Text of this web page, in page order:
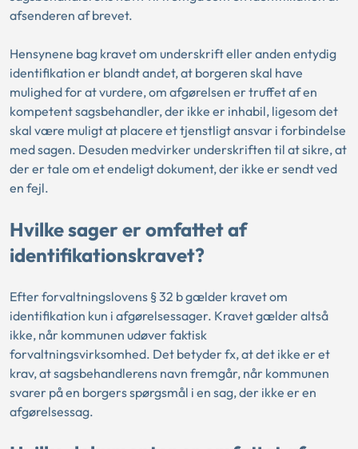
afsenderen af brevet.
Hensynene bag kravet om underskrift eller anden entydig
identifikation er blandt andet, at borgeren skal have
mulighed for at vurdere, om afgørelsen er truffet af en
kompetent sagsbehandler, der ikke er inhabil, ligesom det
skal være muligt at placere et tjenstligt ansvar i forbindelse
med sagen. Desuden medvirker underskriften til at sikre, at
der er tale om et endeligt dokument, der ikke er sendt ved
en fejl.
Hvilke sager er omfattet af
identifikationskravet?
Efter forvaltningslovens § 32 b gælder kravet om
identifikation kun i afgørelsessager. Kravet gælder altså
ikke, når kommunen udøver faktisk
forvaltningsvirksomhed. Det betyder fx, at det ikke er et
krav, at sagsbehandlerens navn fremgår, når kommunen
svarer på en borgers spørgsmål i en sag, der ikke er en
afgørelsessag.